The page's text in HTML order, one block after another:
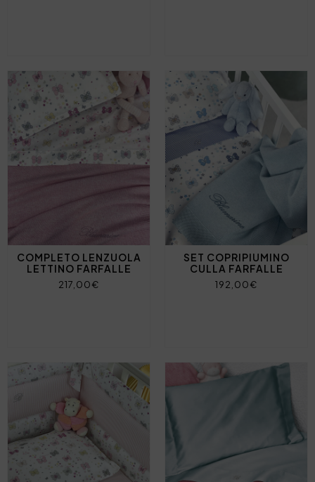
COMPLETO LENZUOLA
LETTINO FARFALLE
217,00€
SET COPRIPIUMINO
CULLA FARFALLE
192,00€